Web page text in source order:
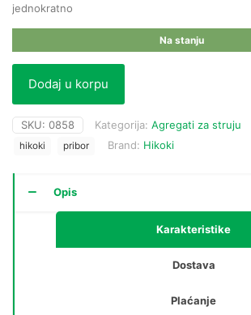
jednokratno
Na stanju
Dodaj u korpu
SKU: 0858 Kategorija: Agregati za struju
hikoki
pribor Brand: Hikoki
Opis
Karakteristike
Dostava
Plaćanje